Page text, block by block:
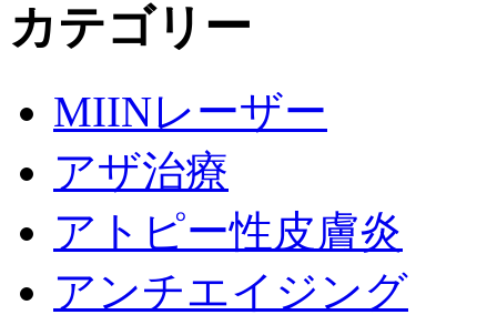
カテゴリー
MIINレーザー
アザ治療
アトピー性皮膚炎
アンチエイジング